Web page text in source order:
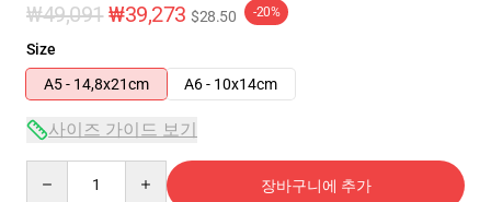
₩49,091 ₩39,273 $28.50 -20%
Size
A5 - 14,8x21cm
A6 - 10x14cm
사이즈 가이드 보기
장바구니에 추가